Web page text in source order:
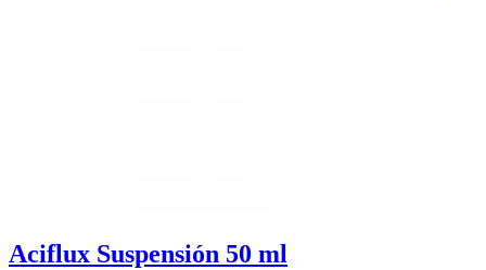
Aciflux Suspensión 50 ml